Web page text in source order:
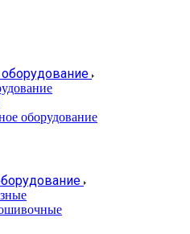
оборудование